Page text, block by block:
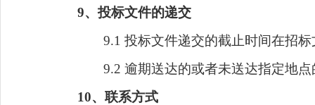
9、投标文件的递交
9.1 投标文件递交的截止时间在招
9.2 逾期送达的或者未送达指定地
10、联系方式